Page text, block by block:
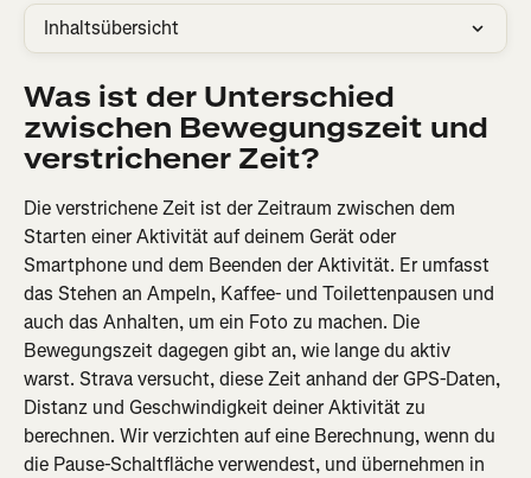
Inhaltsübersicht
Was ist der Unterschied
zwischen Bewegungszeit und
verstrichener Zeit?
Die verstrichene Zeit ist der Zeitraum zwischen dem
Starten einer Aktivität auf deinem Gerät oder
Smartphone und dem Beenden der Aktivität. Er umfasst
das Stehen an Ampeln, Kaffee- und Toilettenpausen und
auch das Anhalten, um ein Foto zu machen. Die
Bewegungszeit dagegen gibt an, wie lange du aktiv
warst. Strava versucht, diese Zeit anhand der GPS-Daten,
Distanz und Geschwindigkeit deiner Aktivität zu
berechnen. Wir verzichten auf eine Berechnung, wenn du
die Pause-Schaltfläche verwendest, und übernehmen in